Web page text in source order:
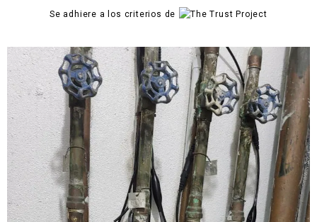
Se adhiere a los criterios de